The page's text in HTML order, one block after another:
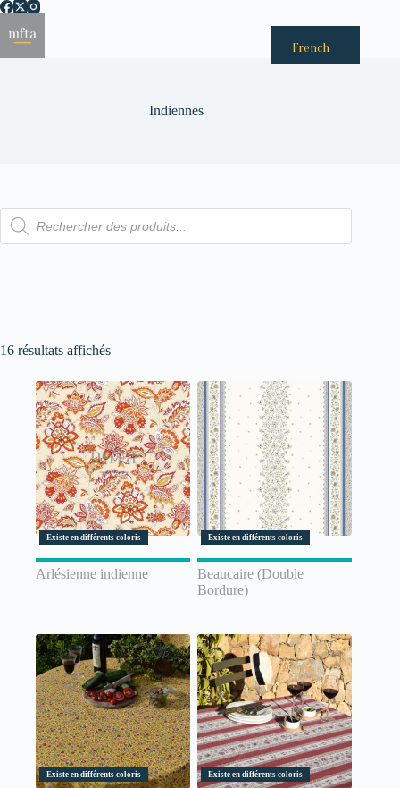
Passer
contenu
Indiennes
16 résultats affichés
Existe en différents coloris
Arlésienne indienne
Existe en différents coloris
Beaucaire (Double
Bordure)
Existe en différents coloris Existe en différents coloris
Recherche
de
produits
French